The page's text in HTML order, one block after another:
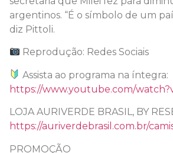
argentinos. “É o símbolo de um
diz Pittoli.
Reprodução: Redes Sociais
Assista ao programa na íntegra:
https://www.youtube.com/
LOJA AURIVERDE BRASIL, BY
https://auriverdebrasil.com.br/
PROMOÇÃO